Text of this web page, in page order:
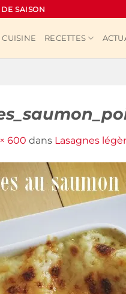
SAISON
RECETTES
600 dans Lasagnes